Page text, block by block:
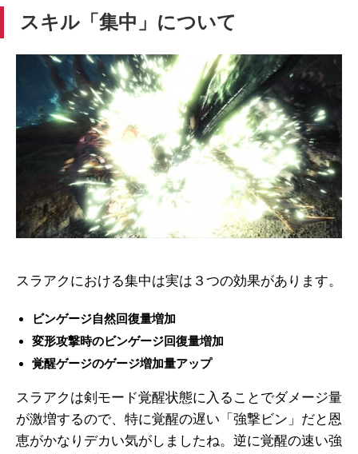
スキル「集中」について
スラアクにおける集中は実は３つの効果があります。
ビンゲージ自然回復量増加
変形攻撃時のビンゲージ回復量増加
覚醒ゲージのゲージ増加量アップ
スラアクは剣モード覚醒状態に入ることでダメージ量
が激増するので、特に覚醒の遅い「強撃ビン」だと恩
恵がかなりデカい気がしましたね。逆に覚醒の速い強